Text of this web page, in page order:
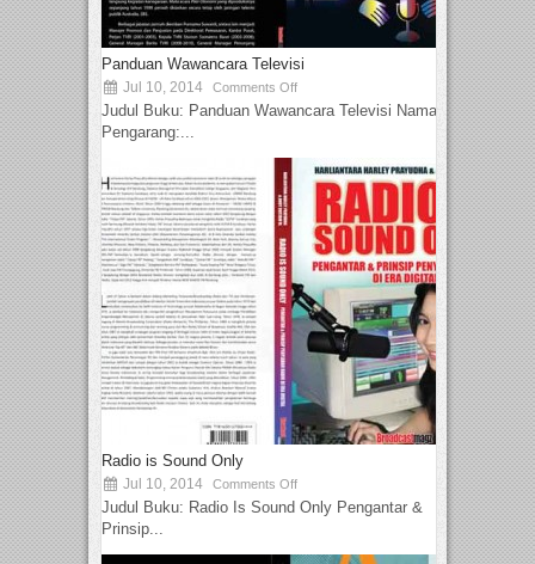
Panduan Wawancara Televisi
Jul 10, 2014 Comments Off
Judul Buku: Panduan Wawancara Televisi Nama
Pengarang:...
Radio is Sound Only
Jul 10, 2014 Comments Off
Judul Buku: Radio Is Sound Only Pengantar &
Prinsip...